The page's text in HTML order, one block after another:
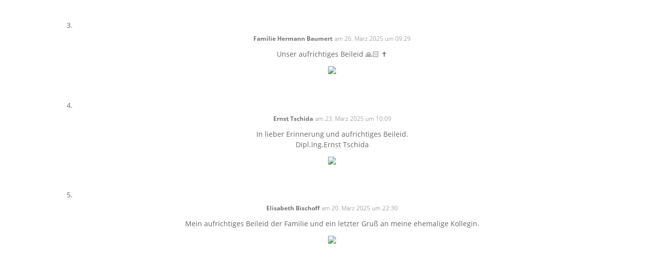
Familie Hermann Baumert am 26. März 2025 um 09:29
Unser aufrichtiges Beileid 🙏🏻 ✝️
Ernst Tschida am 23. März 2025 um 10:09
In lieber Erinnerung und aufrichtiges Beileid.
Dipl.Ing.Ernst Tschida
Elisabeth Bischoff am 20. März 2025 um 22:30
Mein aufrichtiges Beileid der Familie und ein letzter Gruß an meine ehemalige Kollegin.